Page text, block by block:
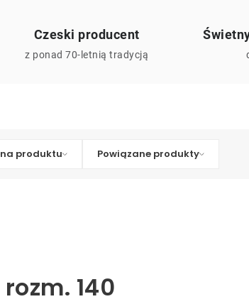
Czeski producent
z ponad 70-letnią tradycją
produktu Powiązane produkty
140